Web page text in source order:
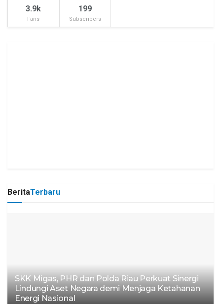
3.9k
Fans
199
Subscribers
BeritaTerbaru
SKK Migas, PHR dan Polda Riau Perkuat Sinergi
Lindungi Aset Negara demi Menjaga Ketahanan
Energi Nasional